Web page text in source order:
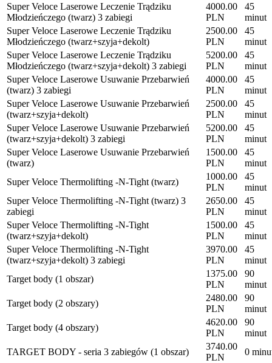
Super Veloce Laserowe Leczenie Trądziku
Młodzieńczego (twarz) 3 zabiegi
4000.00
PLN
45
minut
Super Veloce Laserowe Leczenie Trądziku
Młodzieńczego (twarz+szyja+dekolt)
2500.00
PLN
45
minut
Super Veloce Laserowe Leczenie Trądziku
Młodzieńczego (twarz+szyja+dekolt) 3 zabiegi
5200.00
PLN
45
minut
Super Veloce Laserowe Usuwanie Przebarwień
(twarz) 3 zabiegi
4000.00
PLN
45
minut
Super Veloce Laserowe Usuwanie Przebarwień
(twarz+szyja+dekolt)
2500.00
PLN
45
minut
Super Veloce Laserowe Usuwanie Przebarwień
(twarz+szyja+dekolt) 3 zabiegi
5200.00
PLN
45
minut
Super Veloce Laserowe Usuwanie Przebarwień
(twarz)
1500.00
PLN
45
minut
Super Veloce Thermolifting -N-Tight (twarz)
1000.00
PLN
45
minut
Super Veloce Thermolifting -N-Tight (twarz) 3
zabiegi
2650.00
PLN
45
minut
Super Veloce Thermolifting -N-Tight
(twarz+szyja+dekolt)
1500.00
PLN
45
minut
Super Veloce Thermolifting -N-Tight
(twarz+szyja+dekolt) 3 zabiegi
3970.00
PLN
45
minut
Target body (1 obszar)
1375.00
PLN
90
minut
Target body (2 obszary)
2480.00
PLN
90
minut
Target body (4 obszary)
4620.00
PLN
90
minut
TARGET BODY - seria 3 zabiegów (1 obszar)
3740.00
PLN
0